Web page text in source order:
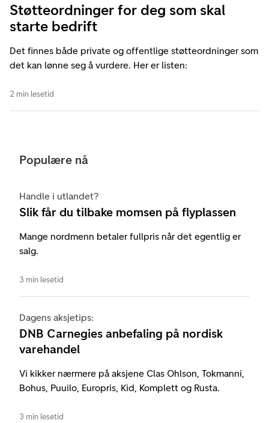
Støtteordninger for deg som skal
starte bedrift
Det finnes både private og offentlige støtteordninger som
det kan lønne seg å vurdere. Her er listen:
2 min lesetid
Populære nå
Handle i utlandet?
Slik får du tilbake momsen på flyplassen
Mange nordmenn betaler fullpris når det egentlig er
salg.
3 min lesetid
Dagens aksjetips:
DNB Carnegies anbefaling på nordisk
varehandel
Vi kikker nærmere på aksjene Clas Ohlson, Tokmanni,
Bohus, Puuilo, Europris, Kid, Komplett og Rusta.
3 min lesetid